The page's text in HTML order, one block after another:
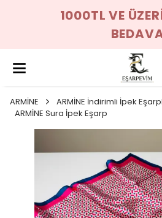
1000TL VE
ARMİNE
ARMİNE İndirimli İpek
ARMİNE Sura İpek Eşarp